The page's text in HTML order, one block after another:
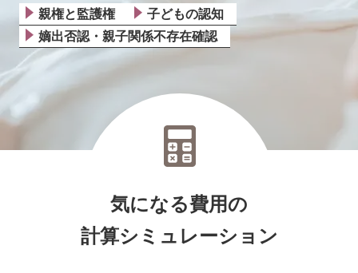
親権と監護権
子どもの認知
嫡出否認・親子関係不存在確認
気になる費用の
計算シミュレーション